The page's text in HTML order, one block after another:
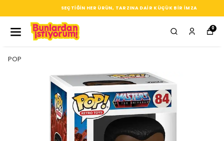
SEÇTIĞIN HER ÜRÜN, TARZINA DAIR KÜÇÜK BIR IMZA
0
POP